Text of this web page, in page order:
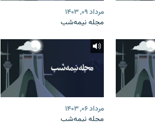
مرداد ۰۹, ۱۴۰۳
مجله نیمه‌شب
مرداد ۰۶, ۱۴۰۳
مجله نیمه‌شب